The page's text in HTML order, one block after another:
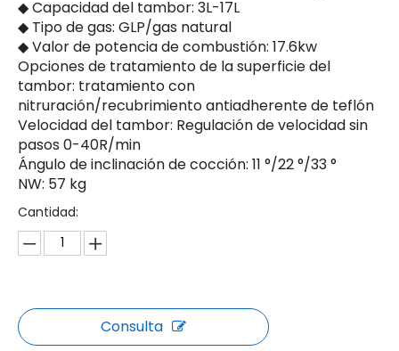
◆ Capacidad del tambor: 3L-17L
◆ Tipo de gas: GLP/gas natural
◆ Valor de potencia de combustión: 17.6kw
Opciones de tratamiento de la superficie del
tambor: tratamiento con
nitruración/recubrimiento antiadherente de teflón
Velocidad del tambor: Regulación de velocidad sin
pasos 0-40R/min
Ángulo de inclinación de cocción: 11 °/22 °/33 °
NW: 57 kg
Cantidad:
Consulta